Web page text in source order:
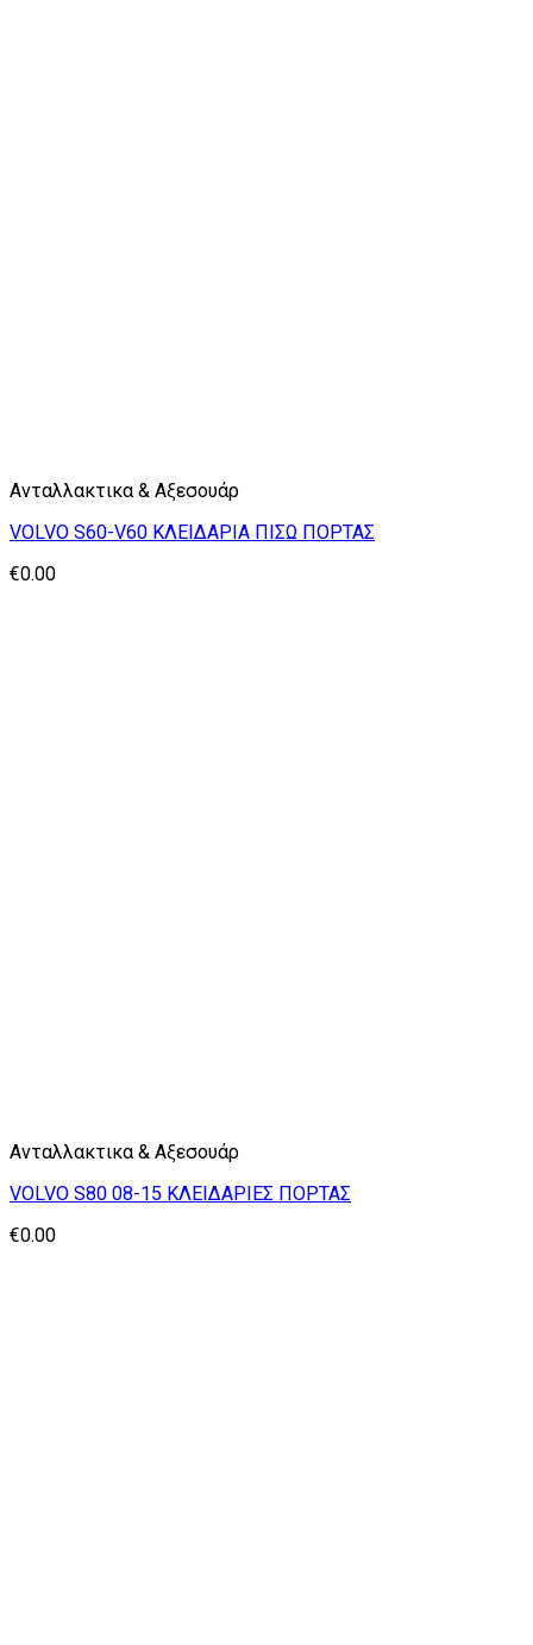
Ανταλλακτικα & Αξεσουάρ
VOLVO S60-V60 ΚΛΕΙΔΑΡΙΑ ΠΙΣΩ ΠΟΡΤΑΣ
€0.00
Ανταλλακτικα & Αξεσουάρ
VOLVO S80 08-15 ΚΛΕΙΔΑΡΙΕΣ ΠΟΡΤΑΣ
€0.00